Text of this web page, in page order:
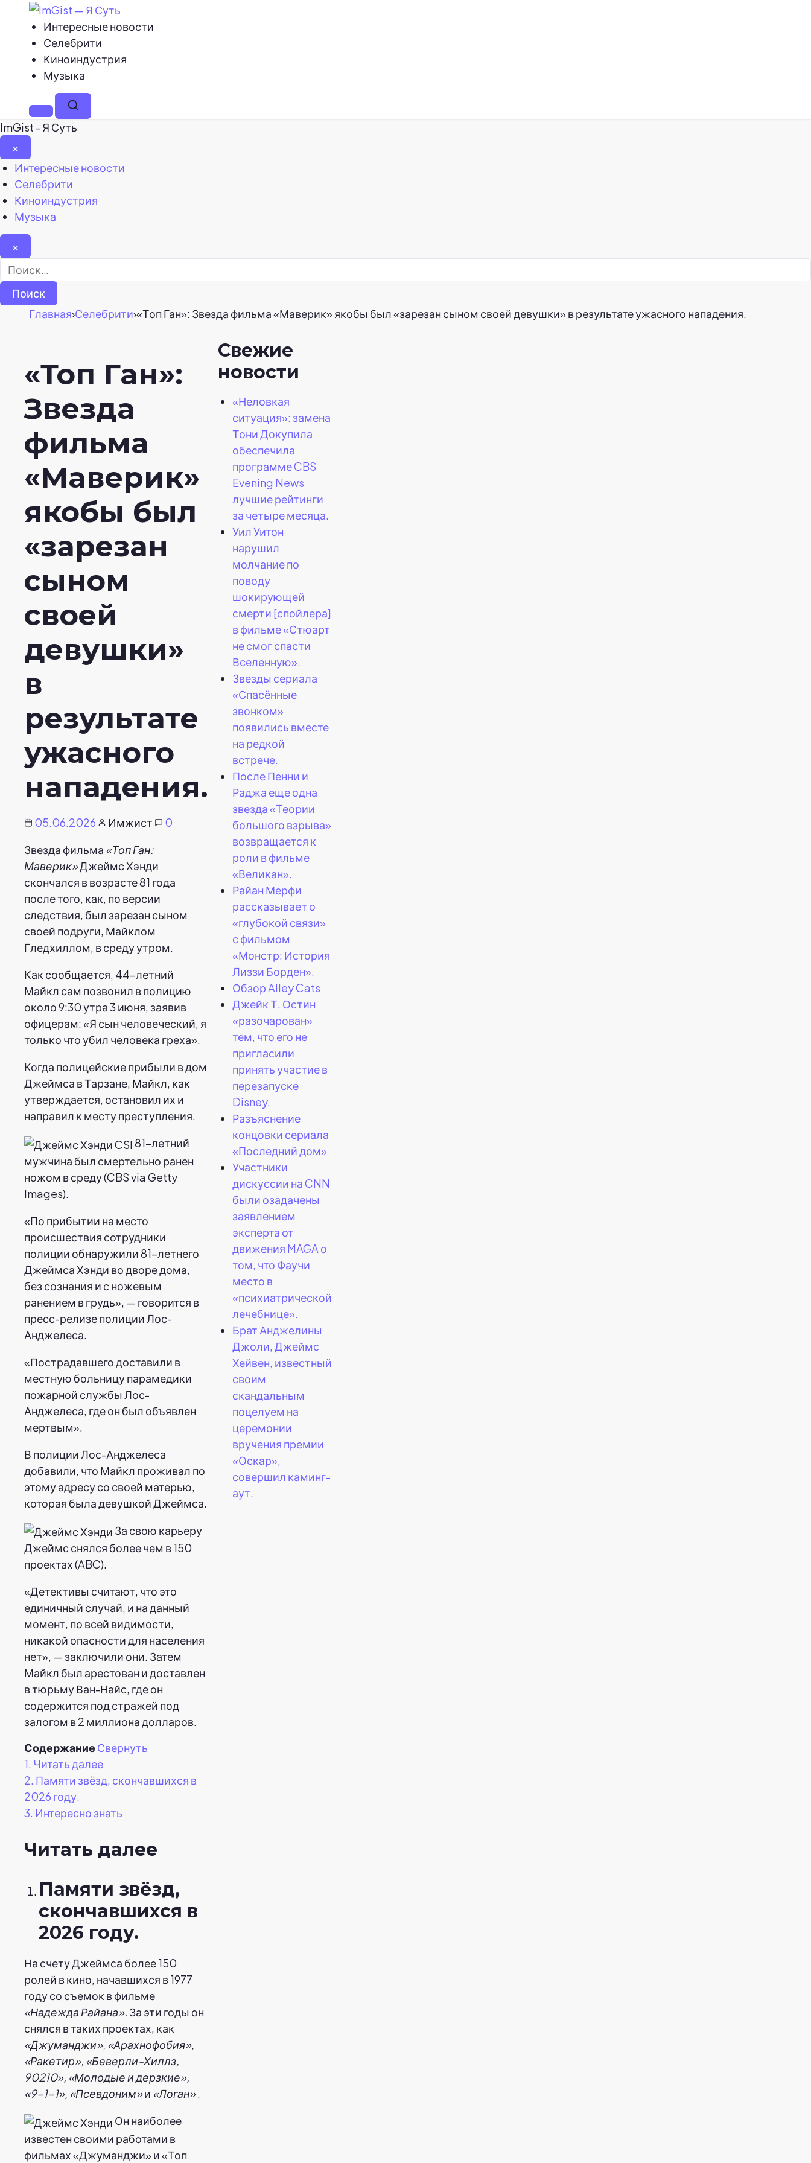
Интересные новости
Селебрити
Киноиндустрия
Музыка
МенюПоиск
ImGist - Я Суть
×
Закрыть
меню
Интересные новости
Селебрити
Киноиндустрия
Музыка
×
Найти:
Главная›Селебрити›«Топ Ган»: Звезда фильма «Маверик» якобы был «зарезан сыном своей девушки» в результате ужасного нападения.
«Топ Ган»:
Звезда
фильма
«Маверик»
якобы был
«зарезан
сыном
своей
девушки»
в
результате
ужасного
нападения.
05.06.2026 Имжист
0
Звезда фильма «Топ Ган:
Маверик»Джеймс Хэнди
скончался в возрасте 81 года
после того, как, по версии
следствия, был зарезан сыном
своей подруги, Майклом
Гледхиллом, в среду утром.
Как сообщается, 44-летний
Майкл сам позвонил в полицию
около 9:30 утра 3 июня, заявив
офицерам: «Я сын человеческий, я
только что убил человека греха».
Когда полицейские прибыли в дом
Джеймса в Тарзане, Майкл, как
утверждается, остановил их и
направил к месту преступления.
81-летний
мужчина был смертельно ранен
ножом в среду (CBS via Getty
Images).
«По прибытии на место
происшествия сотрудники
полиции обнаружили 81-летнего
Джеймса Хэнди во дворе дома,
без сознания и с ножевым
ранением в грудь», — говорится в
пресс-релизе полиции Лос-
Анджелеса.
«Пострадавшего доставили в
местную больницу парамедики
пожарной службы Лос-
Анджелеса, где он был объявлен
мертвым».
В полиции Лос-Анджелеса
добавили, что Майкл проживал по
этому адресу со своей матерью,
которая была девушкой Джеймса.
За свою карьеру
Джеймс снялся более чем в 150
проектах (ABC).
«Детективы считают, что это
единичный случай, и на данный
момент, по всей видимости,
никакой опасности для населения
нет», — заключили они. Затем
Майкл был арестован и доставлен
в тюрьму Ван-Найс, где он
содержится под стражей под
залогом в 2 миллиона долларов.
Содержание Свернуть
1. Читать далее
2. Памяти звёзд, скончавшихся в
2026 году.
3. Интересно знать
Читать далее
Памяти звёзд,
скончавшихся в
2026 году.
На счету Джеймса более 150
ролей в кино, начавшихся в 1977
году со съемок в фильме
«Надежда Райана». За эти годы он
снялся в таких проектах, как
«Джуманджи», «Арахнофобия»,
«Ракетир», «Беверли-Хиллз,
90210», «Молодые и дерзкие»,
«9-1-1», «Псевдоним»и «Логан».
Он наиболее
известен своими работами в
фильмах «Джуманджи» и «Топ
Свежие
новости
«Неловкая
ситуация»: замена
Тони Докупила
обеспечила
программе CBS
Evening News
лучшие рейтинги
за четыре месяца.
Уил Уитон
нарушил
молчание по
поводу
шокирующей
смерти [спойлера]
в фильме «Стюарт
не смог спасти
Вселенную».
Звезды сериала
«Спасённые
звонком»
появились вместе
на редкой
встрече.
После Пенни и
Раджа еще одна
звезда «Теории
большого взрыва»
возвращается к
роли в фильме
«Великан».
Райан Мерфи
рассказывает о
«глубокой связи»
с фильмом
«Монстр: История
Лиззи Борден».
Обзор Alley Cats
Джейк Т. Остин
«разочарован»
тем, что его не
пригласили
принять участие в
перезапуске
Disney.
Разъяснение
концовки сериала
«Последний дом»
Участники
дискуссии на CNN
были озадачены
заявлением
эксперта от
движения MAGA о
том, что Фаучи
место в
«психиатрической
лечебнице».
Брат Анджелины
Джоли, Джеймс
Хейвен, известный
своим
скандальным
поцелуем на
церемонии
вручения премии
«Оскар»,
совершил каминг-
аут.